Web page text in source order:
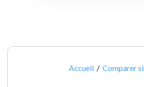
Accueil /Comparer